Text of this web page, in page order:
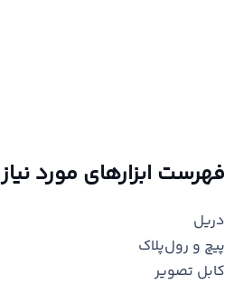
فهرست ابزارهای مورد نیاز
دریل
پیچ و رول‌پلاک
کابل تصویر